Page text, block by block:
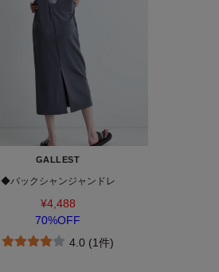
GALLEST
◆バックシャンジャンドレ
¥4,488
70%OFF
4.0 (1件)